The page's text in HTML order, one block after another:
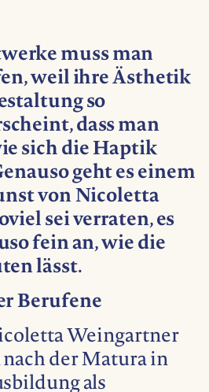
muss man
weil ihre Ästhetik
so
dass man
sich die Haptik
geht es einem
von Nicoletta
sei verraten, es
fein an, wie die
lässt.
Berufene
Weingartner
der Matura in
als